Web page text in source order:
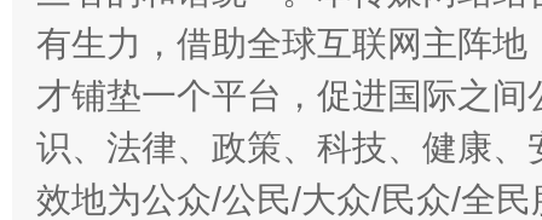
有生力，借助全球互联网主阵
才铺垫一个平台，促进国际之
识、法律、政策、科技、健康
效地为公众/公民/大众/民众/全